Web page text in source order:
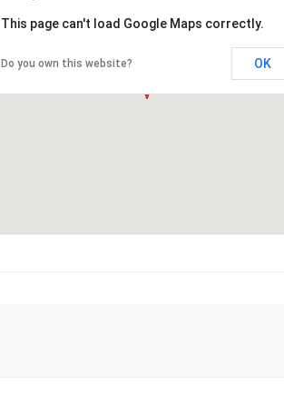
This page can't load Google Maps correctly.
Do you own this website? OK